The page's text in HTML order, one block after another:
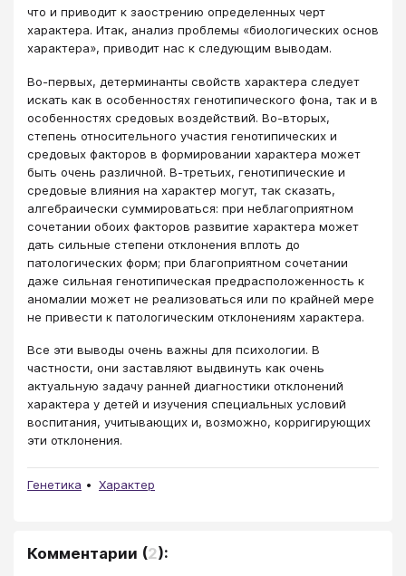
что и приводит к заострению определенных черт
характера. Итак, анализ проблемы «биологических основ
характера», приводит нас к следующим выводам.
Во-первых, детерминанты свойств характера следует
искать как в особенностях генотипического фона, так и в
особенностях средовых воздействий. Во-вторых,
степень относительного участия генотипических и
средовых факторов в формировании характера может
быть очень различной. В-третьих, генотипические и
средовые влияния на характер могут, так сказать,
алгебраически суммироваться: при неблагоприятном
сочетании обоих факторов развитие характера может
дать сильные степени отклонения вплоть до
патологических форм; при благоприятном сочетании
даже сильная генотипическая предрасположенность к
аномалии может не реализоваться или по крайней мере
не привести к патологическим отклонениям характера.
Все эти выводы очень важны для психологии. В
частности, они заставляют выдвинуть как очень
актуальную задачу ранней диагностики отклонений
характера у детей и изучения специальных условий
воспитания, учитывающих и, возможно, корригирующих
эти отклонения.
Генетика Характер
Комментарии (2):